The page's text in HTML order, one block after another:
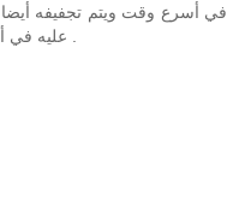
في أسرع وقت ويتم تجفيفه